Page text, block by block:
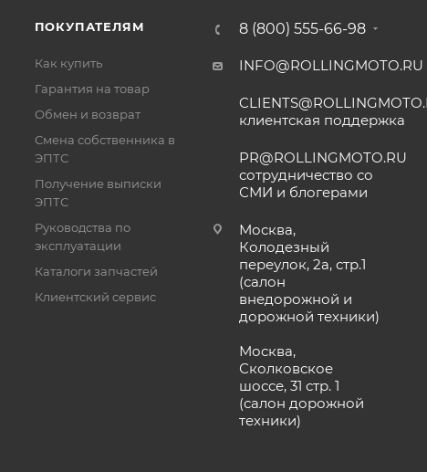
ПОКУПАТЕЛЯМ
Как купить
Гарантия на товар
Обмен и возврат
Смена собственника в
ЭПТС
Получение выписки
ЭПТС
Руководства по
эксплуатации
Каталоги запчастей
Клиентский сервис
8 (800) 555-66-98
INFO@ROLLINGMOTO.RU
клиентская поддержка
PR@ROLLINGMOTO.RU
сотрудничество со
СМИ и блогерами
Москва,
Колодезный
переулок, 2а, стр.1
(салон
внедорожной и
дорожной техники)
Москва,
Сколковское
шоссе, 31 стр. 1
(салон дорожной
техники)